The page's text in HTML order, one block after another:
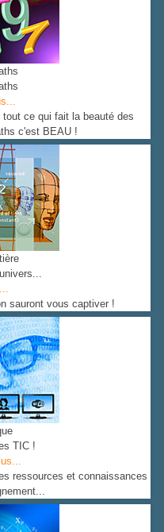
ce qui fait la beauté des
c'est BEAU !
sauront vous captiver !
TIC !
ressources et connaissances